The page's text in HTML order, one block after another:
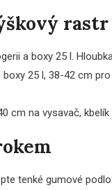
rastr
a boxy 25 l.
25 l, 38-42 cm
cm na vysavač,
tenké gumové